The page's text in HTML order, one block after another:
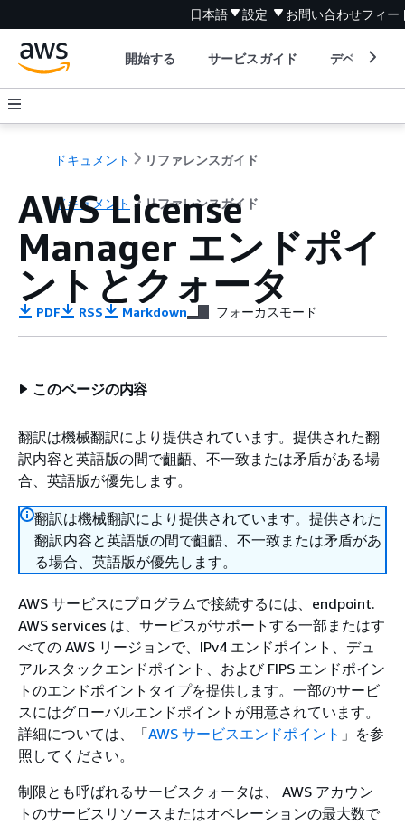
日本語 設定 お問い合わせフィー
開始する サービスガイド デベロッパ
ドキュメント リファレンスガイド
ドキュメント リファレンスガイド
AWS License
Manager エンドポイ
ントとクォータ
PDF RSS Markdown フォーカスモード
このページの内容
翻訳は機械翻訳により提供されています。提供された翻
訳内容と英語版の間で齟齬、不一致または矛盾がある場
合、英語版が優先します。
翻訳は機械翻訳により提供されています。提供された
翻訳内容と英語版の間で齟齬、不一致または矛盾があ
る場合、英語版が優先します。
AWS サービスにプログラムで接続するには、endpoint.
AWS services は、サービスがサポートする一部またはす
べての AWS リージョンで、IPv4 エンドポイント、デュ
アルスタックエンドポイント、および FIPS エンドポイン
トのエンドポイントタイプを提供します。一部のサービ
スにはグローバルエンドポイントが用意されています。
詳細については、「AWS サービスエンドポイント 」を参
照してください。
制限とも呼ばれるサービスクォータは、 AWS アカウン
トのサービスリソースまたはオペレーションの最大数で